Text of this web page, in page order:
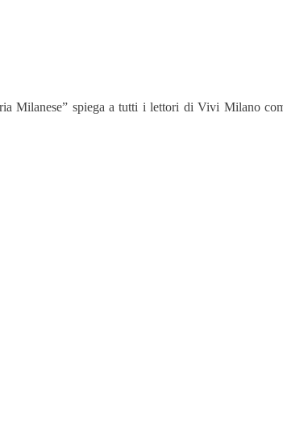
Milanese” spiega a tutti i lettori di Vivi Milano